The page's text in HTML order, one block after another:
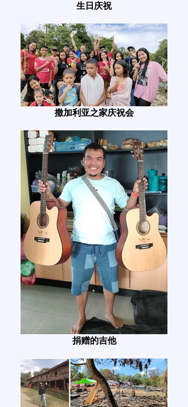
生日庆祝
撒加利亚之家庆祝会
捐赠的吉他